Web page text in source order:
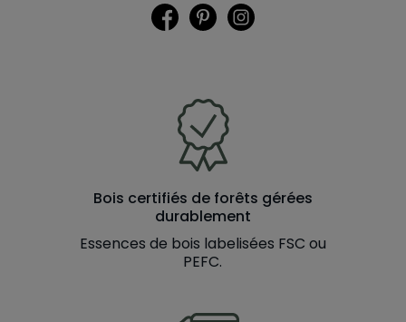
FacebookPinterest
Bois certifiés de forêts gérées
durablement
Essences de bois labelisées FSC ou
PEFC.